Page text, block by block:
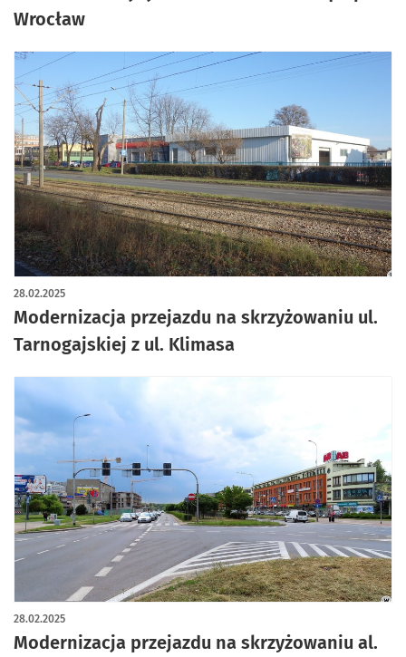
Wrocław
Modernizacja przejazdu na skrzyżowaniu ul.
Tarnogajskiej z ul. Klimasa
28.02.2025
Modernizacja przejazdu na skrzyżowaniu al.
28.02.2025